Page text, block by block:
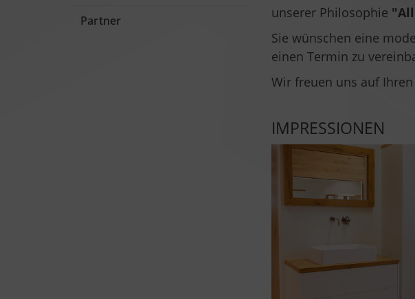
unserer Philosophie
Sie wünschen eine
einen Termin zu
Wir freuen uns auf Ihren
IMPRESSIONEN
Partner